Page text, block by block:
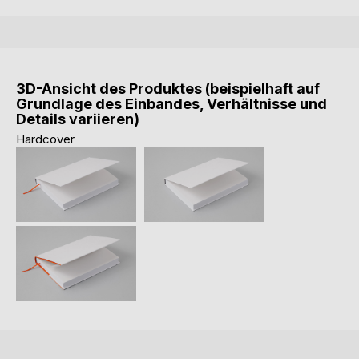
3D-Ansicht des Produktes (beispielhaft auf
Grundlage des Einbandes, Verhältnisse und
Details variieren)
Hardcover